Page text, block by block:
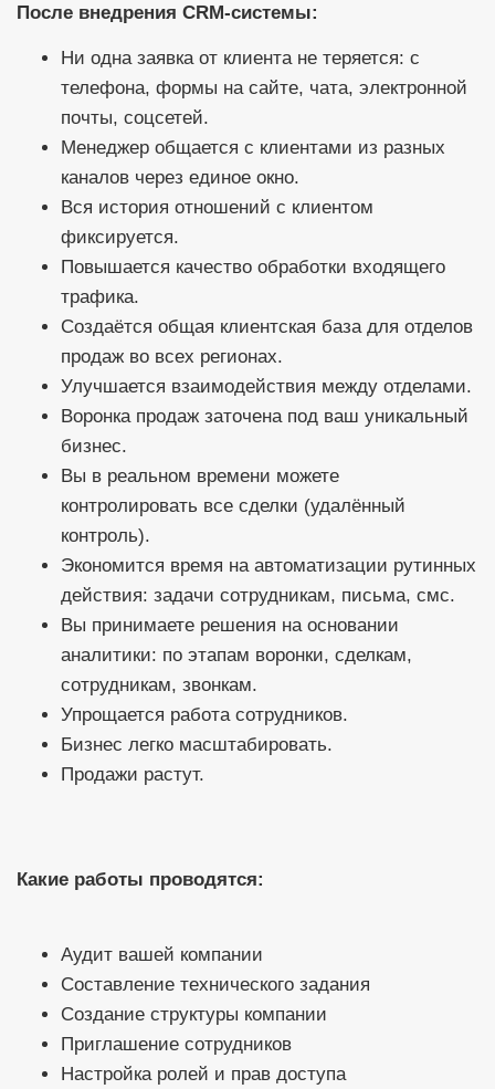
После внедрения CRM-системы:
Ни одна заявка от клиента не теряется: с
телефона, формы на сайте, чата, электронной
почты, соцсетей.
Менеджер общается с клиентами из разных
каналов через единое окно.
Вся история отношений с клиентом
фиксируется.
Повышается качество обработки входящего
трафика.
Создаётся общая клиентская база для отделов
продаж во всех регионах.
Улучшается взаимодействия между отделами.
Воронка продаж заточена под ваш уникальный
бизнес.
Вы в реальном времени можете
контролировать все сделки (удалённый
контроль).
Экономится время на автоматизации рутинных
действия: задачи сотрудникам, письма, смс.
Вы принимаете решения на основании
аналитики: по этапам воронки, сделкам,
сотрудникам, звонкам.
Упрощается работа сотрудников.
Бизнес легко масштабировать.
Продажи растут.
Какие работы проводятся:
Аудит вашей компании
Составление технического задания
Создание структуры компании
Приглашение сотрудников
Настройка ролей и прав доступа